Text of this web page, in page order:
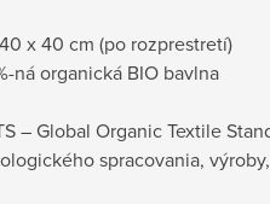
x 40 cm (po rozprestretí)
ná organická BIO bavlna
– Global Organic Textile
spracovania,